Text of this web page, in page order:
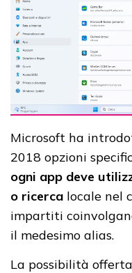
Microsoft ha
2018 opzioni
ogni app deve
o ricerca locale nel
impartiti
il medesimo alias.
La possibilità